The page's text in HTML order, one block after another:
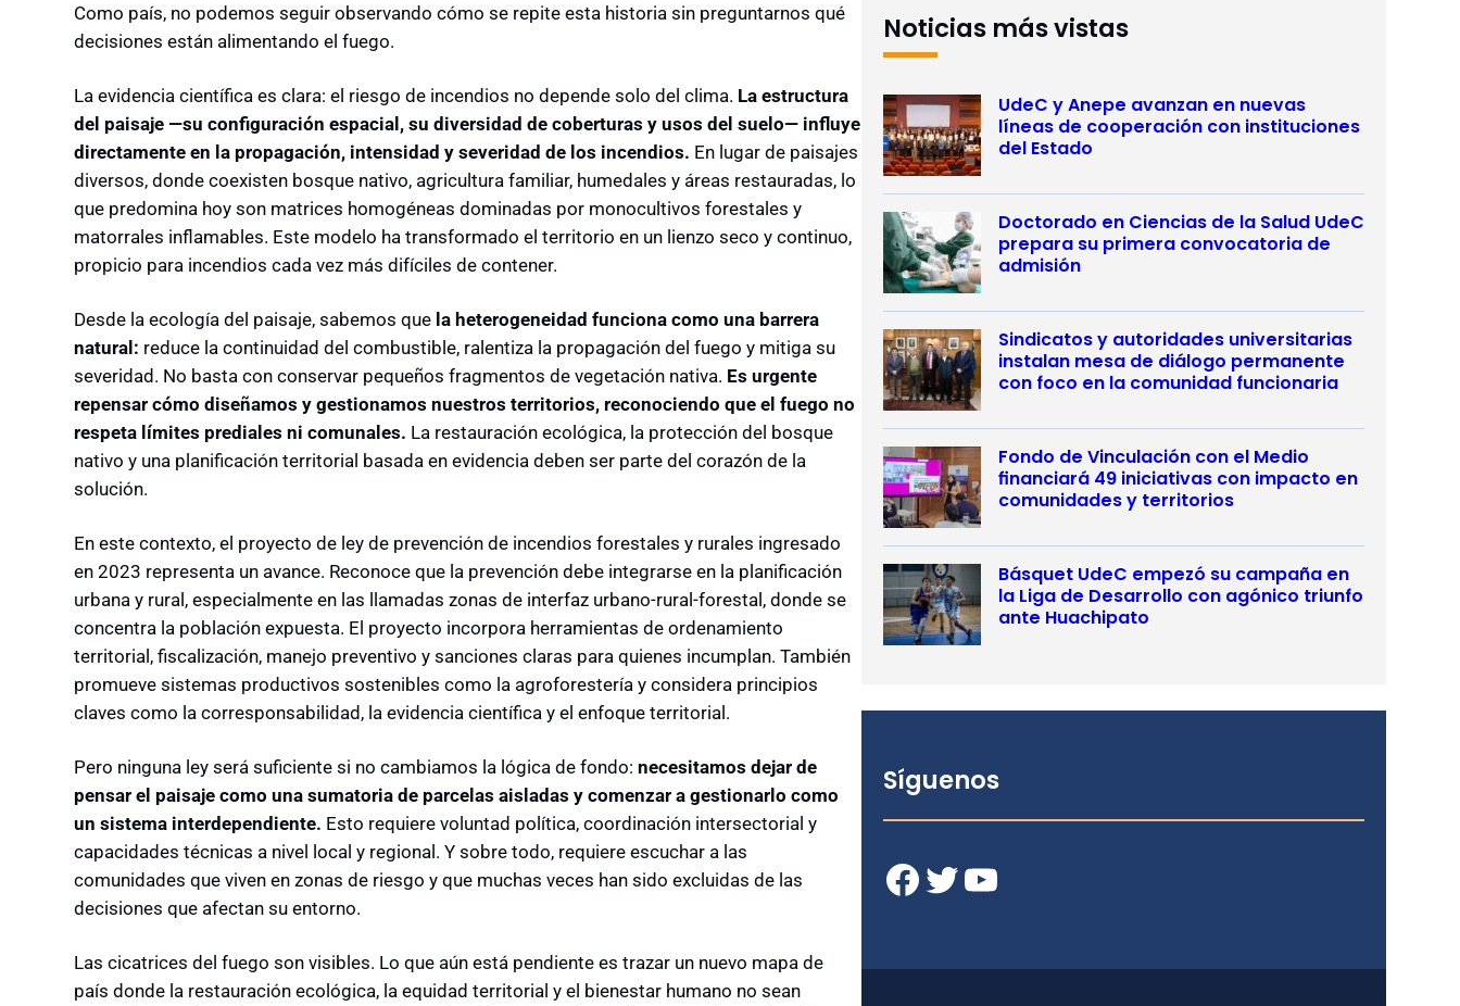
Como país, no podemos seguir observando cómo se repite esta historia sin preguntarnos qué
decisiones están alimentando el fuego.
La evidencia científica es clara: el riesgo de incendios no depende solo del clima. La estructura
del paisaje —su configuración espacial, su diversidad de coberturas y usos del suelo— influye
directamente en la propagación, intensidad y severidad de los incendios. En lugar de paisajes
diversos, donde coexisten bosque nativo, agricultura familiar, humedales y áreas restauradas, lo
que predomina hoy son matrices homogéneas dominadas por monocultivos forestales y
matorrales inflamables. Este modelo ha transformado el territorio en un lienzo seco y continuo,
propicio para incendios cada vez más difíciles de contener.
Desde la ecología del paisaje, sabemos que la heterogeneidad funciona como una barrera
natural: reduce la continuidad del combustible, ralentiza la propagación del fuego y mitiga su
severidad. No basta con conservar pequeños fragmentos de vegetación nativa. Es urgente
repensar cómo diseñamos y gestionamos nuestros territorios, reconociendo que el fuego no
respeta límites prediales ni comunales. La restauración ecológica, la protección del bosque
nativo y una planificación territorial basada en evidencia deben ser parte del corazón de la
solución.
En este contexto, el proyecto de ley de prevención de incendios forestales y rurales ingresado
en 2023 representa un avance. Reconoce que la prevención debe integrarse en la planificación
urbana y rural, especialmente en las llamadas zonas de interfaz urbano-rural-forestal, donde se
concentra la población expuesta. El proyecto incorpora herramientas de ordenamiento
territorial, fiscalización, manejo preventivo y sanciones claras para quienes incumplan. También
promueve sistemas productivos sostenibles como la agroforestería y considera principios
claves como la corresponsabilidad, la evidencia científica y el enfoque territorial.
Pero ninguna ley será suficiente si no cambiamos la lógica de fondo: necesitamos dejar de
pensar el paisaje como una sumatoria de parcelas aisladas y comenzar a gestionarlo como
un sistema interdependiente. Esto requiere voluntad política, coordinación intersectorial y
capacidades técnicas a nivel local y regional. Y sobre todo, requiere escuchar a las
comunidades que viven en zonas de riesgo y que muchas veces han sido excluidas de las
decisiones que afectan su entorno.
Las cicatrices del fuego son visibles. Lo que aún está pendiente es trazar un nuevo mapa de
país donde la restauración ecológica, la equidad territorial y el bienestar humano no sean
Noticias más vistas
UdeC y Anepe avanzan en nuevas
líneas de cooperación con instituciones
del Estado
Doctorado en Ciencias de la Salud UdeC
prepara su primera convocatoria de
admisión
Sindicatos y autoridades universitarias
instalan mesa de diálogo permanente
con foco en la comunidad funcionaria
Fondo de Vinculación con el Medio
financiará 49 iniciativas con impacto en
comunidades y territorios
Básquet UdeC empezó su campaña en
la Liga de Desarrollo con agónico triunfo
ante Huachipato
Síguenos
Facebook Twitter YouTube